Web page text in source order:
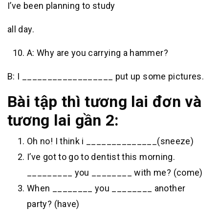
I’ve been planning to study
all day.
A: Why are you carrying a hammer?
B: I __________________ put up some pictures.
Bài tập thì tương lai đơn và
tương lai gần 2:
Oh no! I think i ______________(sneeze)
I’ve got to go to dentist this morning.
_________ you ________ with me? (come)
When ________ you ________ another
party? (have)